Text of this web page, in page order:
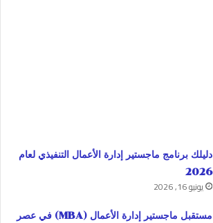
دليلك برنامج ماجستير إدارة الأعمال التنفيذي لعام
2026
يونيو 16, 2026
مستقبل ماجستير إدارة الأعمال (MBA) في عصر